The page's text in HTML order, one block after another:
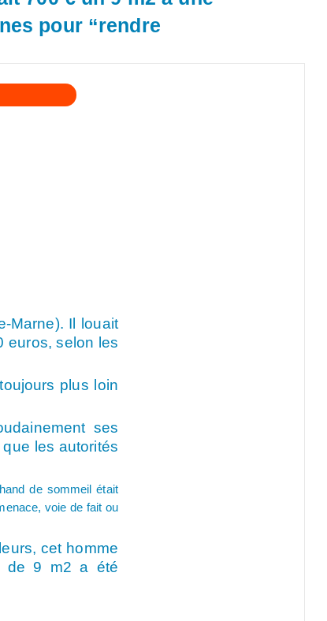
pour “rendre
Marne). Il louait
euros, selon les
plus loin
ses
les autorités
de sommeil était
voie de fait ou
cet homme
de 9 m2 a été